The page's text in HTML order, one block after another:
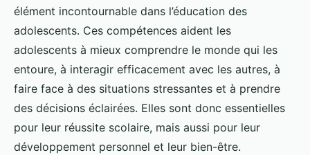
élément incontournable dans l’éducation des
adolescents. Ces compétences aident les
adolescents à mieux comprendre le monde qui les
entoure, à interagir efficacement avec les autres, à
faire face à des situations stressantes et à prendre
des décisions éclairées. Elles sont donc essentielles
pour leur réussite scolaire, mais aussi pour leur
développement personnel et leur bien-être.